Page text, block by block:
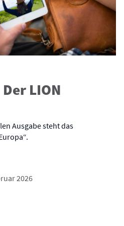
LION
Ausgabe steht das
2026